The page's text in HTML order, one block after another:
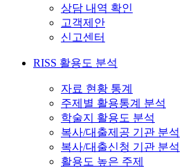
상담 내역 확인
고객제안
신고센터
RISS 활용도 분석
자료 현황 통계
주제별 활용통계 분석
학술지 활용도 분석
복사/대출제공 기관 분석
복사/대출신청 기관 분석
활용도 높은 주제